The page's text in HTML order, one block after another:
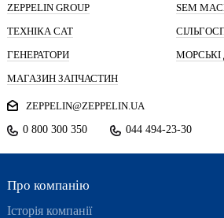
ZEPPELIN GROUP
SEM
ТЕХНІКА CAT
ГЕНЕРАТОРИ
МАГАЗИН ЗАПЧАСТИН
ZEPPELIN@ZEPPELIN.UA
0 800 300 350
044 494-23-30
Про компанію
Історія компанії